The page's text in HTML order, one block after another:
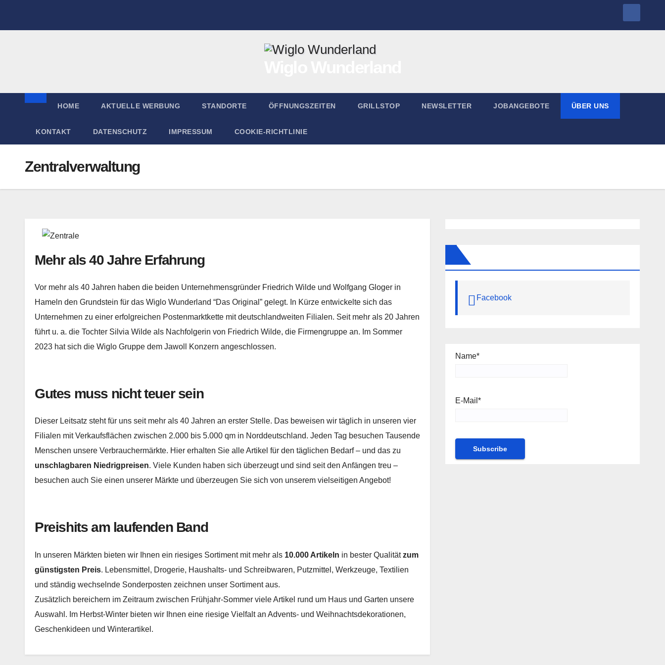
HOME AKTUELLE WERBUNG STANDORTE ÖFFNUNGSZEITEN GRILLSTOP NEWSLETTER JOBANGEBOTE ÜBER UNS
KONTAKT DATENSCHUTZ IMPRESSUM COOKIE-RICHTLINIE
Zentralverwaltung
Mehr als 40 Jahre Erfahrung
Vor mehr als 40 Jahren haben die beiden Unternehmensgründer Friedrich Wilde und Wolfgang Gloger in
Hameln den Grundstein für das Wiglo Wunderland “Das Original” gelegt. In Kürze entwickelte sich das
Unternehmen zu einer erfolgreichen Postenmarktkette mit deutschlandweiten Filialen. Seit mehr als 20 Jahren
führt u. a. die Tochter Silvia Wilde als Nachfolgerin von Friedrich Wilde, die Firmengruppe an. Im Sommer
2023 hat sich die Wiglo Gruppe dem Jawoll Konzern angeschlossen.
Gutes muss nicht teuer sein
Dieser Leitsatz steht für uns seit mehr als 40 Jahren an erster Stelle. Das beweisen wir täglich in unseren vier
Filialen mit Verkaufsflächen zwischen 2.000 bis 5.000 qm in Norddeutschland. Jeden Tag besuchen Tausende
Menschen unsere Verbrauchermärkte. Hier erhalten Sie alle Artikel für den täglichen Bedarf – und das zu
unschlagbaren Niedrigpreisen. Viele Kunden haben sich überzeugt und sind seit den Anfängen treu –
besuchen auch Sie einen unserer Märkte und überzeugen Sie sich von unserem vielseitigen Angebot!
Preishits am laufenden Band
In unseren Märkten bieten wir Ihnen ein riesiges Sortiment mit mehr als 10.000 Artikeln in bester Qualitätzum
günstigsten Preis. Lebensmittel, Drogerie, Haushalts- und Schreibwaren, Putzmittel, Werkzeuge, Textilien
und ständig wechselnde Sonderposten zeichnen unser Sortiment aus.
Zusätzlich bereichern im Zeitraum zwischen Frühjahr-Sommer viele Artikel rund um Haus und Garten unsere
Auswahl. Im Herbst-Winter bieten wir Ihnen eine riesige Vielfalt an Advents- und Weihnachtsdekorationen,
Geschenkideen und Winterartikel.
Facebook
Name*
E-Mail*